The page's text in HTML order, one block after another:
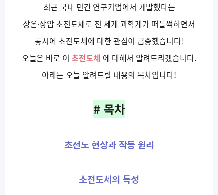
최근 국내 민간 연구기업에서 개발했다는
상온·상압 초전도체로 전 세계 과학계가 떠들썩하면서
동시에 초전도체에 대한 관심이 급증했습니다!
오늘은 바로 이 초전도체 에 대해서 알려드리겠습니다.
아래는 오늘 알려드릴 내용의 목차입니다!
# 목차
초전도 현상과 작동 원리
초전도체의 특성